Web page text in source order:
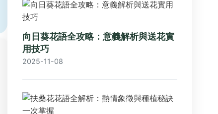
向日葵花語全攻略：意義解析與送花實
用技巧
2025-11-08